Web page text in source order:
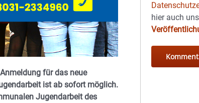
für das neue
ist ab sofort möglich.
Jugendarbeit des
hier auch